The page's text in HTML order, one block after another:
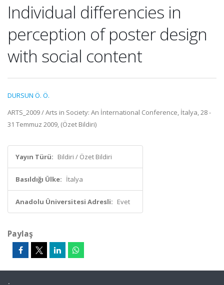
Individual differencies in
perception of poster design
with social content
DURSUN Ö. Ö.
ARTS_2009 / Arts in Society: An İnternational Conference, İtalya, 28 -
31 Temmuz 2009, (Özet Bildiri)
Yayın Türü: Bildiri / Özet Bildiri
Basıldığı Ülke: İtalya
Anadolu Üniversitesi Adresli: Evet
Paylaş